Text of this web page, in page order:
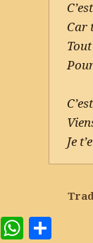
Car
Je
Twitter